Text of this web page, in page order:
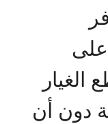
دون أن